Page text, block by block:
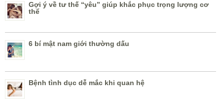
Gợi ý về tư thế “yêu” giúp khắc phục trọng lượng cơ
thể
6 bí mật nam giới thường dấu
Bệnh tình dục dễ mắc khi quan hệ